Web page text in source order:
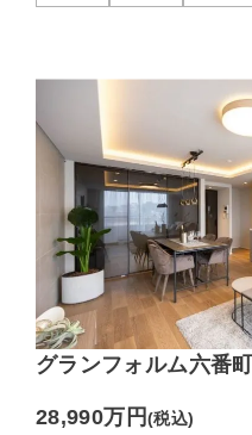
グランフォルム六番
28,990万円(税込)